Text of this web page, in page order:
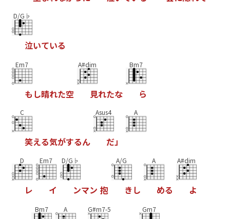
D/G♭
泣いている
Em7
もし晴れた空
A#dim
見れたな
Bm7
ら
C
笑える気がするん
Asus4
だ」
A
D
レ
Em7
イ
D/G♭
ンマン 抱
A/G
き し
A
める
A#dim
よ
Bm7 A G#m7-5 Gm7